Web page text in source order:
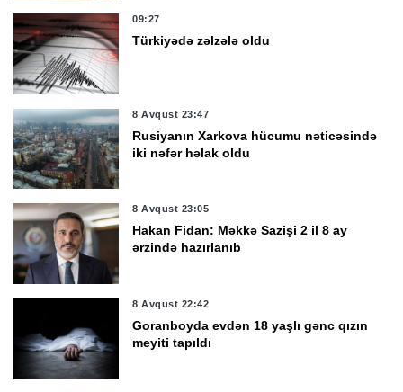
09:27
Türkiyədə zəlzələ oldu
8 Avqust 23:47
Rusiyanın Xarkova hücumu nəticəsində
iki nəfər həlak oldu
8 Avqust 23:05
Hakan Fidan: Məkkə Sazişi 2 il 8 ay
ərzində hazırlanıb
8 Avqust 22:42
Goranboyda evdən 18 yaşlı gənc qızın
meyiti tapıldı